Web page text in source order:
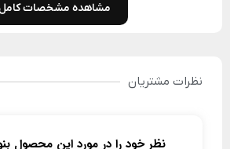
مشاهده مشخصات
نظرات مشتریان
نظر خود را در مورد این محصول